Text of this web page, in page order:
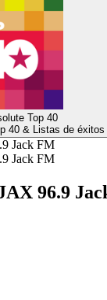
Top 40
40 & Listas de éxitos
Jack FM
Jack FM
96.9